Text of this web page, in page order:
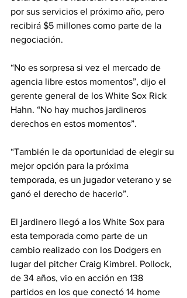
por sus servicios el próximo año, pero
recibirá $5 millones como parte de la
negociación.
“No es sorpresa si vez el mercado de
agencia libre estos momentos”, dijo el
gerente general de los White Sox Rick
Hahn. “No hay muchos jardineros
derechos en estos momentos”.
“También le da oportunidad de elegir su
mejor opción para la próxima
temporada, es un jugador veterano y se
ganó el derecho de hacerlo”.
El jardinero llegó a los White Sox para
esta temporada como parte de un
cambio realizado con los Dodgers en
lugar del pitcher Craig Kimbrel. Pollock,
de 34 años, vio en acción en 138
partidos en los que conectó 14 home